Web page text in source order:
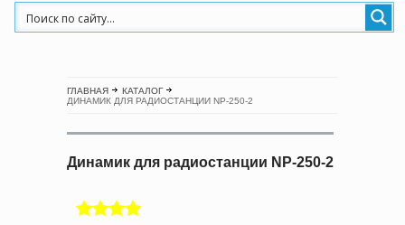
ГЛАВНАЯ
КАТАЛОГ
ДИНАМИК ДЛЯ РАДИОСТАНЦИИ NP-250-2
Динамик для радиостанции NP-250-2